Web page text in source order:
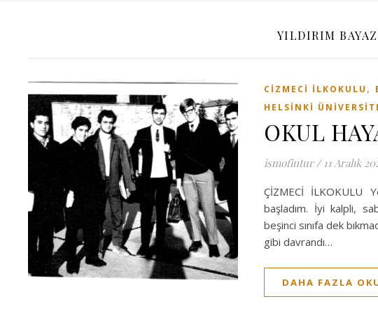
YILDIRIM
CIZMECI ILKOKULU ,
HELSINKI
OKUL
ismofintur / 11 Aralık
ÇİZMECİ İLKOKULU
başladım. İyi kalpli,
beşinci sınıfa dek
gibi davrandı…
DAHA FAZLA